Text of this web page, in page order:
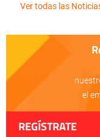
Ver todas las
el
REGÍSTRATE